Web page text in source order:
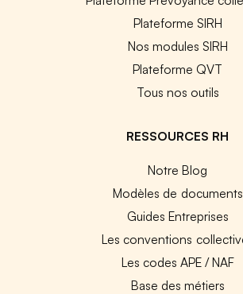
Plateforme SIRH
Nos modules SIRH
Plateforme QVT
Tous nos outils
RESSOURCES RH
Notre Blog
Modèles de documents
Guides Entreprises
Les conventions
Les codes APE / NAF
Base des métiers